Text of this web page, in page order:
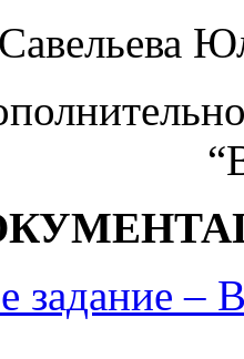
Савельева
задание –